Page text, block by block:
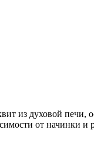
из духовой печи,
от начинки и